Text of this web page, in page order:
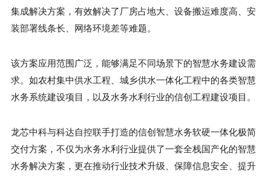
集成解决方案，有效解决了厂房占地大、设备搬运难度高、安
装部署线条长、网络环境差等难题。
该方案应用范围广泛，能够满足不同场景下的智慧水务建设需
求。如农村集中供水工程、城乡供水一体化工程中的各类智慧
水务系统建设项目，以及水务水利行业的信创工程建设项目。
龙芯中科与科达自控联手打造的信创智慧水务软硬一体化极简
交付方案，不仅为水务水利行业提供了一套全栈国产化的智慧
水务解决方案，更在推动行业技术升级、保障信息安全、提升